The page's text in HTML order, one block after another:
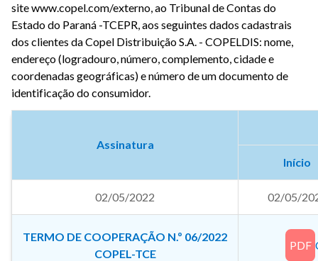
site www.copel.com/externo, ao Tribunal de Contas do
Estado do Paraná -TCEPR, aos seguintes dados cadastrais
dos clientes da Copel Distribuição S.A. - COPELDIS: nome,
endereço (logradouro, número, complemento, cidade e
coordenadas geográficas) e número de um documento de
identificação do consumidor.
Assinatura
Início
02/05/2022 02/05/
TERMO DE COOPERAÇÃO N.º 06/2022
COPEL-TCE
PDF